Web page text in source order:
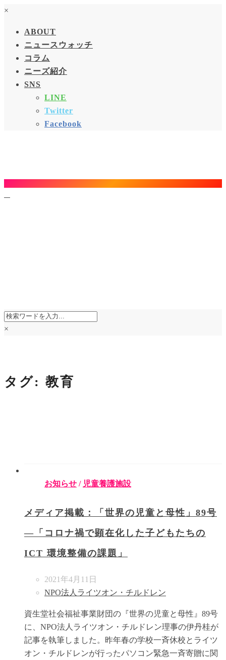
×
ABOUT
ニュースウォッチ
コラム
ニーズ紹介
SNS
LINE
Twitter
Facebook
×
タグ: 教育
お知らせ / 児童養護施設
メディア掲載：「世界の児童と母性」89号
―「コロナ禍で顕在化した子どもたちの
ICT 環境整備の課題」
2021年4月11日
NPO法人ライツオン・チルドレン
資生堂社会福祉事業財団の『世界の児童と母性』89号
に、NPO法人ライツオン・チルドレン理事の伊丹桂が
記事を執筆しました。昨年春の学校一斉休校とライツ
オン・チルドレンが行ったパソコン緊急一斉寄贈に関